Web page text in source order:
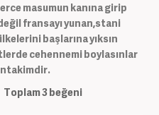
masumun kanına girip
fransayı yunan,stani
başlarına yıksın
cehennemi boylasınlar
Toplam3beğeni